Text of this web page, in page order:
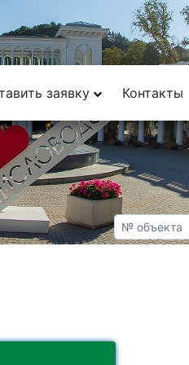
заявку Контакты